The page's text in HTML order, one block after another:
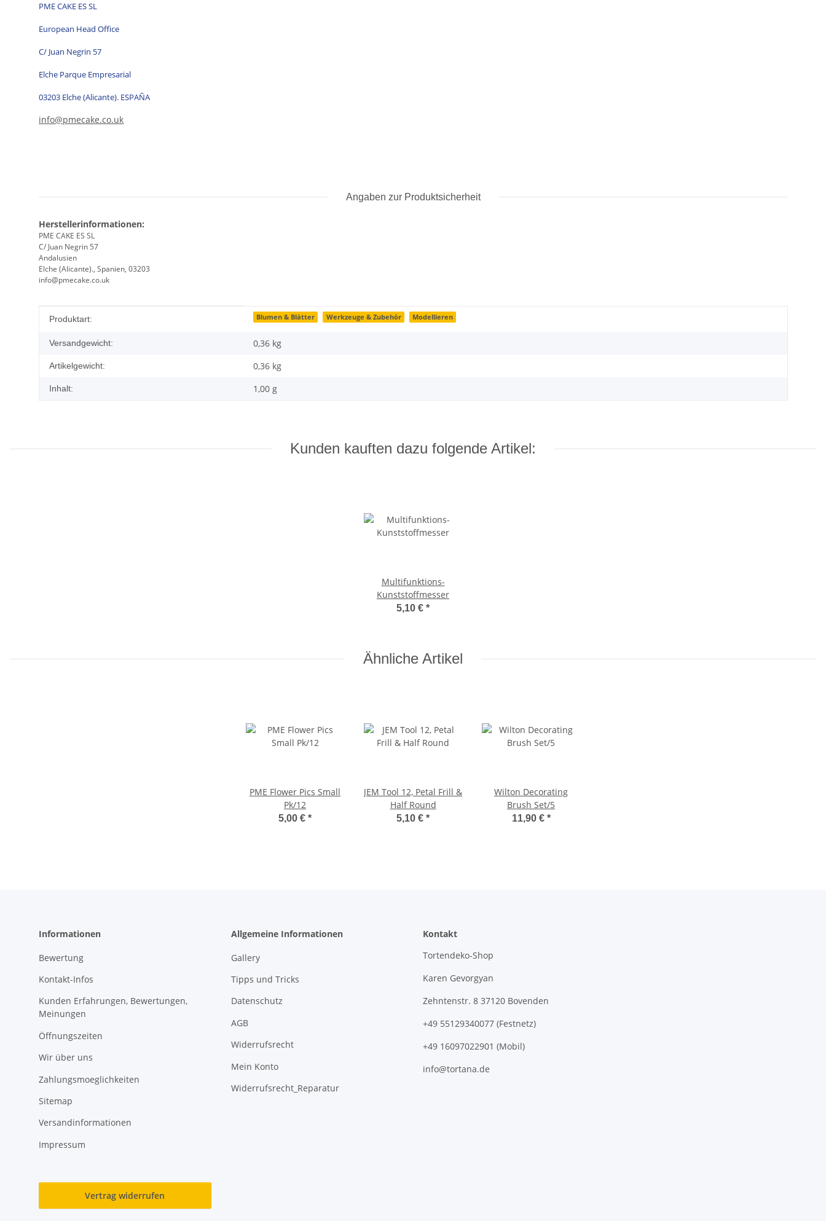
PME CAKE ES SL
European Head Office
C/ Juan Negrin 57
Elche Parque Empresarial
03203 Elche (Alicante). ESPAÑA
info@pmecake.co.uk
Angaben zur Produktsicherheit
Herstellerinformationen:
PME CAKE ES SL
C/ Juan Negrin 57
Andalusien
Elche (Alicante)., Spanien, 03203
info@pmecake.co.uk
Produkteigenschaft
Wert
Produktart: Blumen & Blätter Werkzeuge & Zubehör Modellieren
Versandgewicht: 0,36 kg
Artikelgewicht: 0,36 kg
Inhalt: 1,00 g
Kunden kauften dazu folgende Artikel:
Multifunktions-
Kunststoffmesser
5,10 € *
Ähnliche Artikel
PME Flower Pics Small
Pk/12
5,00 € *
JEM Tool 12, Petal Frill &
Half Round
5,10 € *
Wilton Decorating
Brush Set/5
11,90 € *
Informationen
Bewertung
Kontakt-Infos
Kunden Erfahrungen, Bewertungen,
Meinungen
Öffnungszeiten
Wir über uns
Zahlungsmoeglichkeiten
Sitemap
Versandinformationen
Impressum
Allgemeine Informationen
Gallery
Tipps und Tricks
Datenschutz
AGB
Widerrufsrecht
Mein Konto
Widerrufsrecht_Reparatur
Kontakt
Tortendeko-Shop
Karen Gevorgyan
Zehntenstr. 8 37120 Bovenden
+49 55129340077 (Festnetz)
+49 16097022901 (Mobil)
info@tortana.de
Vertrag widerrufen